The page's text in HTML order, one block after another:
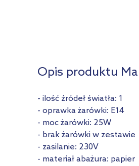
Opis produktu
- ilość źródeł światła: 1
- oprawka żarówki: E14
- moc żarówki: 25W
- brak żarówki w zestawie
- zasilanie: 230V
- materiał abażura: papier